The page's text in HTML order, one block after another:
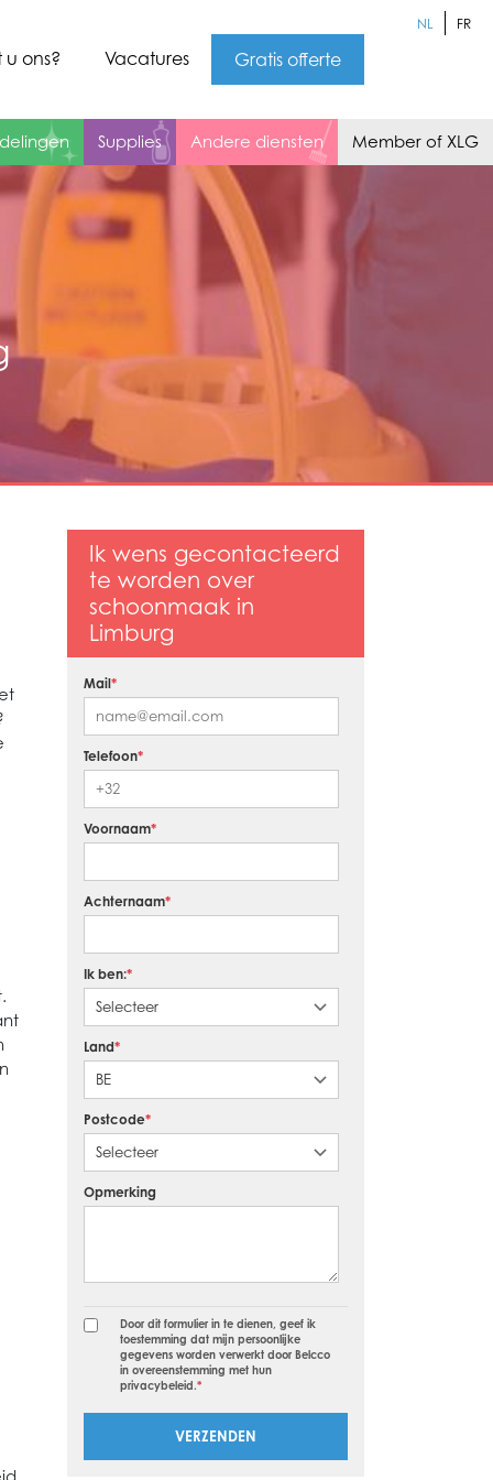
NL FR
ons? Vacatures Gratis offerte
Supplies Andere diensten Member of XLG
Ik wens gecontacteerd
te worden over
schoonmaak in
Limburg
Mail*
Telefoon*
Voornaam*
Achternaam*
Ik ben:*
Land*
Postcode*
Opmerking
Door dit formulier in te dienen, geef ik
toestemming dat mijn persoonlijke
gegevens worden verwerkt door Belcco
in overeenstemming met hun
privacybeleid.*